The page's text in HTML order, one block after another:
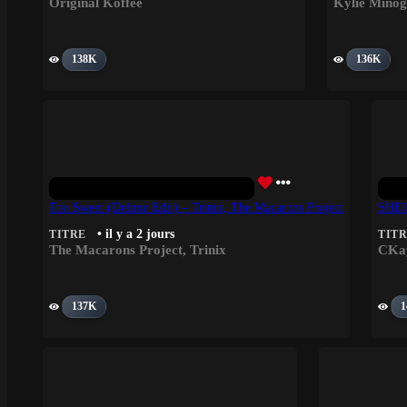
138K 136K
Too Sweet (Deluxe Edit) – Trinix, The Macarons Project
TITRE • il y a 2 jours
The Macarons Project, Trinix
137K